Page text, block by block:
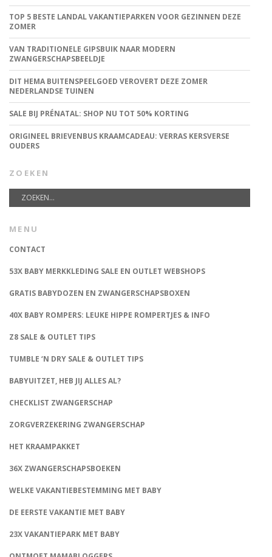
TOP 5 BESTE LANDAL VAKANTIEPARKEN VOOR GEZINNEN DEZE
ZOMER
VAN TRADITIONELE GIPSBUIK NAAR MODERN
ZWANGERSCHAPSBEELDJE
DIT HEMA BUITENSPEELGOED VEROVERT DEZE ZOMER
NEDERLANDSE TUINEN
SALE BIJ PRÉNATAL: SHOP NU TOT 50% KORTING
ORIGINEEL BRIEVENBUS KRAAMCADEAU: VERRAS KERSVERSE
OUDERS
ZOEKEN
MENU
CONTACT
53X BABY MERKKLEDING SALE EN OUTLET WEBSHOPS
GRATIS BABYDOZEN EN ZWANGERSCHAPSBOXEN
40X BABY ROMPERS: LEUKE HIPPE ROMPERTJES & INFO
Z8 SALE & OUTLET TIPS
TUMBLE ‘N DRY SALE & OUTLET TIPS
BABYUITZET, HEB JIJ ALLES AL?
CHECKLIST ZWANGERSCHAP
ZORGVERZEKERING ZWANGERSCHAP
HET KRAAMPAKKET
36X ZWANGERSCHAPSBOEKEN
WELKE VAKANTIEBESTEMMING MET BABY
DE EERSTE VAKANTIE MET BABY
23X VAKANTIEPARK MET BABY